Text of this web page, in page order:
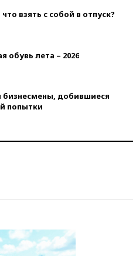
взять с собой в отпуск?
обувь лета – 2026
бизнесмены, добившиеся
попытки